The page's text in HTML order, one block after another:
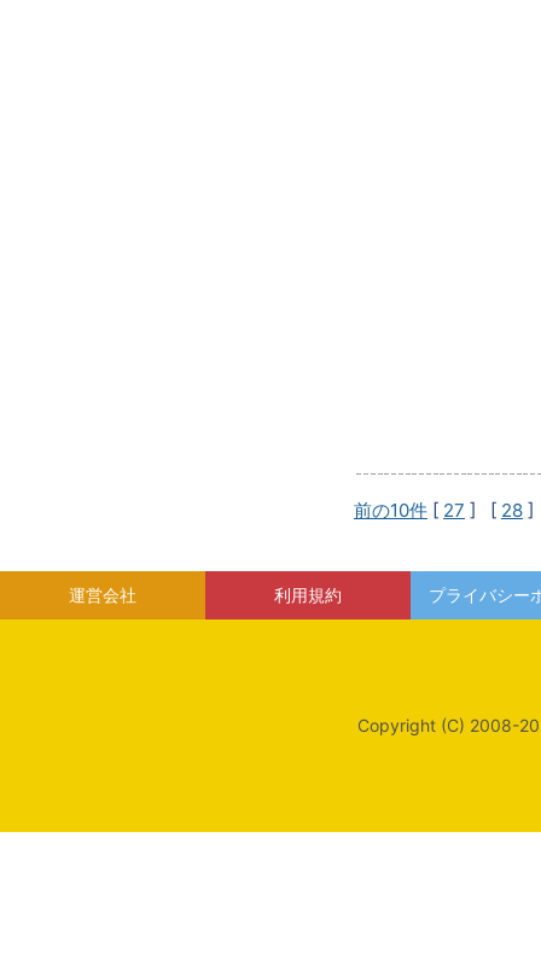
前の10件 [ 27 ] [ 28
運営会社 利用規約 プライバシー
Copyright (C) 2008-